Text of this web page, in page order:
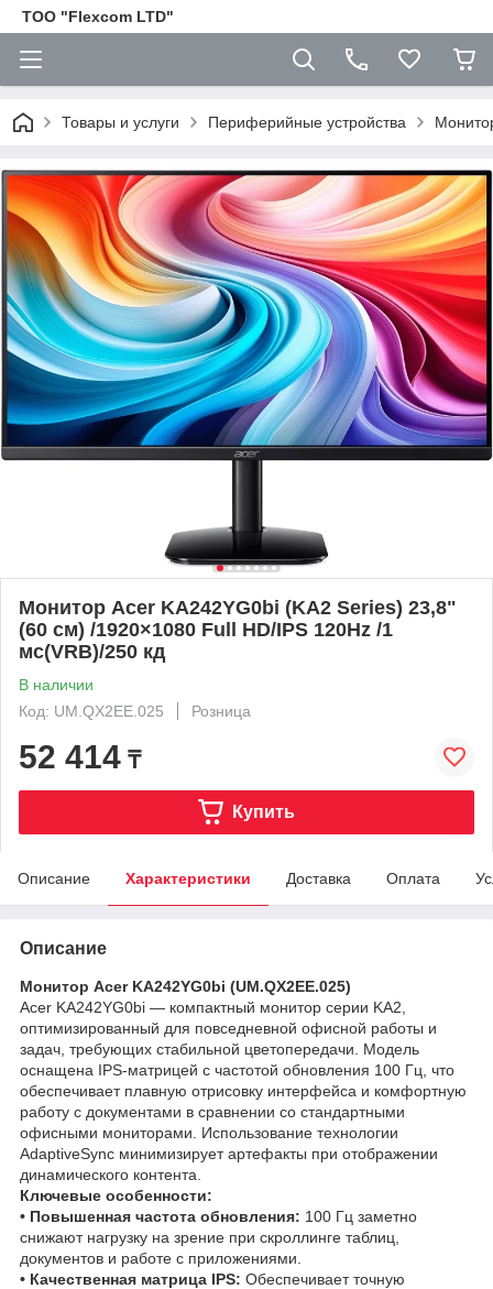
ТОО "Flexcom LTD"
Товары и услуги Периферийные устройства
Монитор Acer KA242YG0bi (KA2 Series) 23,8"
(60 см) /1920×1080 Full HD/IPS 120Hz /1
мс(VRB)/250 кд
В наличии
Код: UM.QX2EE.025
Розница
52 414 ₸
Купить
Описание Характеристики Доставка Оплата
Описание
Монитор Acer KA242YG0bi (UM.QX2EE.025)
Acer KA242YG0bi — компактный монитор серии KA2,
оптимизированный для повседневной офисной работы и
задач, требующих стабильной цветопередачи. Модель
оснащена IPS-матрицей с частотой обновления 100 Гц, что
обеспечивает плавную отрисовку интерфейса и комфортную
работу с документами в сравнении со стандартными
офисными мониторами. Использование технологии
AdaptiveSync минимизирует артефакты при отображении
динамического контента.
Ключевые особенности:
• Повышенная частота обновления: 100 Гц заметно
снижают нагрузку на зрение при скроллинге таблиц,
документов и работе с приложениями.
• Качественная матрица IPS: Обеспечивает точную